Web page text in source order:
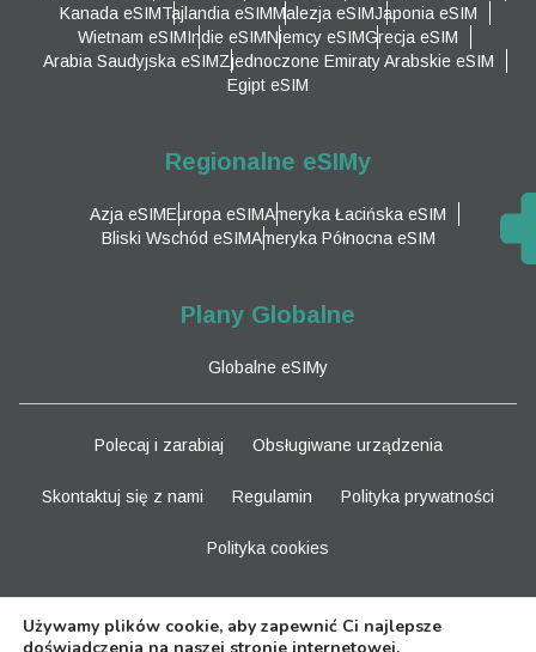
Kanada eSIMTajlandia eSIMMalezja eSIMJaponia eSIM
Wietnam eSIMIndie eSIMNiemcy eSIMGrecja eSIM
Arabia Saudyjska eSIMZjednoczone Emiraty Arabskie eSIM
Egipt eSIM
Regionalne eSIMy
Azja eSIMEuropa eSIMAmeryka Łacińska eSIM
Bliski Wschód eSIMAmeryka Północna eSIM
Plany Globalne
Globalne eSIMy
Polecaj i zarabiaj Obsługiwane urządzenia
Skontaktuj się z nami Regulamin Polityka prywatności
Polityka cookies
Używamy plików cookie, aby zapewnić Ci najlepsze